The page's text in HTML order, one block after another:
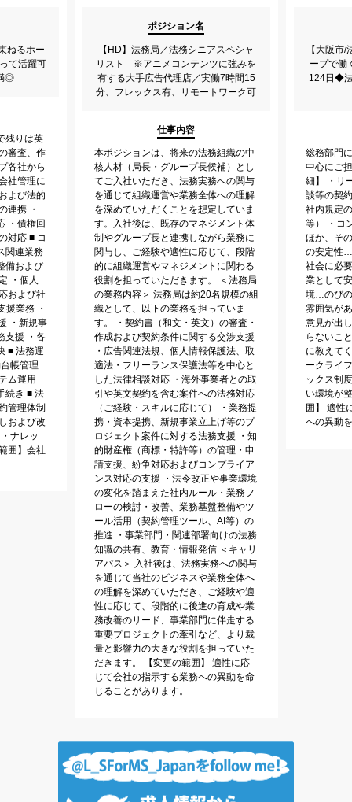
ねるホー
て活躍可
◎
残りは英
審査、作
各社から
社管理に
よび法的
連携 ・
・債権回
対応 ■ コ
関連業務
備および
・個人
および社
援業務 ・
・新規事
支援 ・各
■ 法務運
帳管理
ム運用
続き ■ 法
管理体制
および改
ナレッ
囲】会社
ポジション名
【HD】法務局／法務シニアスペシャ
リスト ※アニメコンテンツに強みを
有する大手広告代理店／実働7時間15
分、フレックス有、リモートワーク可
仕事内容
本ポジションは、将来の法務組織の中
核人材（局長・グループ長候補）とし
てご入社いただき、法務実務への関与
を通じて組織運営や業務全体への理解
を深めていただくことを想定していま
す。入社後は、既存のマネジメント体
制やグループ長と連携しながら業務に
関与し、ご経験や適性に応じて、段階
的に組織運営やマネジメントに関わる
役割を担っていただきます。 ＜法務局
の業務内容＞ 法務局は約20名規模の組
織として、以下の業務を担っていま
す。 ・契約書（和文・英文）の審査・
作成および契約条件に関する交渉支援
・広告関連法規、個人情報保護法、取
適法・フリーランス保護法等を中心と
した法律相談対応 ・海外事業者との取
引や英文契約を含む案件への法務対応
（ご経験・スキルに応じて） ・業務提
携・資本提携、新規事業立上げ等のプ
ロジェクト案件に対する法務支援 ・知
的財産権（商標・特許等）の管理・申
請支援、紛争対応およびコンプライア
ンス対応の支援 ・法令改正や事業環境
の変化を踏まえた社内ルール・業務フ
ローの検討・改善、業務基盤整備やツ
ール活用（契約管理ツール、AI等）の
推進 ・事業部門・関連部署向けの法務
知識の共有、教育・情報発信 ＜キャリ
アパス＞ 入社後は、法務実務への関与
を通じて当社のビジネスや業務全体へ
の理解を深めていただき、ご経験や適
性に応じて、段階的に後進の育成や業
務改善のリード、事業部門に伴走する
重要プロジェクトの牽引など、より裁
量と影響力の大きな役割を担っていた
だきます。 【変更の範囲】 適性に応
じて会社の指示する業務への異動を命
じることがあります。
【大阪市
ープで働
124日◆
総務部門
中心にご
細】 ・リ
談等の契
社内規定
等） ・コ
ほか、そ
の安定性
社会に必
業として
境…のび
雰囲気が
意見が出
らないこ
に教えて
ークライ
ックス制
い環境が
囲】 適性
への異動